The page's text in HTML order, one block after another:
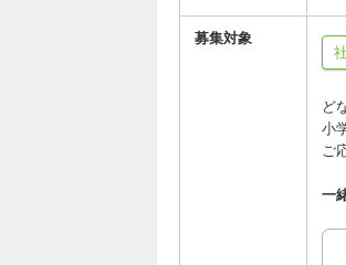
募集対象
ど
小
ご
一